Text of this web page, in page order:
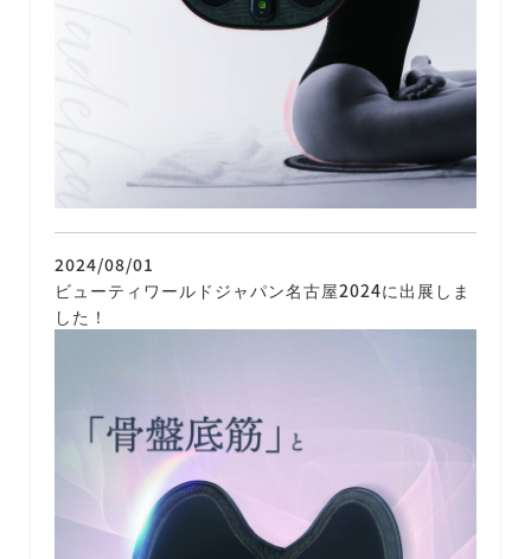
2024/08/01
ビューティワールドジャパン名古屋2024に出展しま
した！